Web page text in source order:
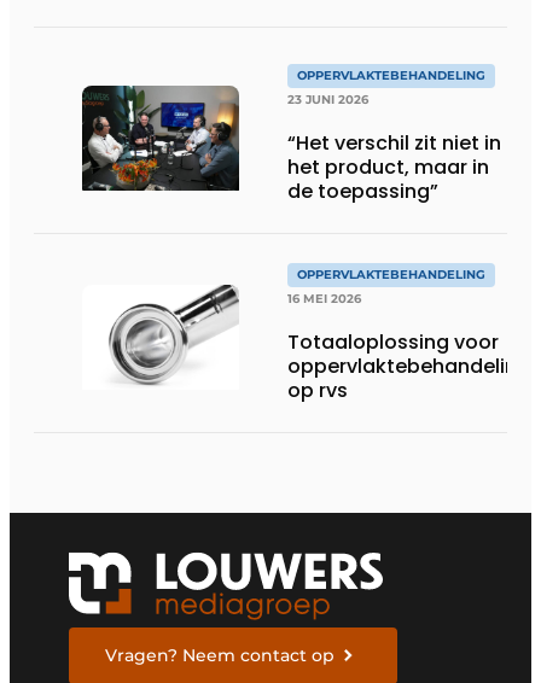
OPPERVLAKTEBEHANDELING
23 JUNI 2026
“Het verschil zit niet in
het product, maar in
de toepassing”
OPPERVLAKTEBEHANDELING
16 MEI 2026
Totaaloplossing voor
op rvs
Vragen? Neem contact op